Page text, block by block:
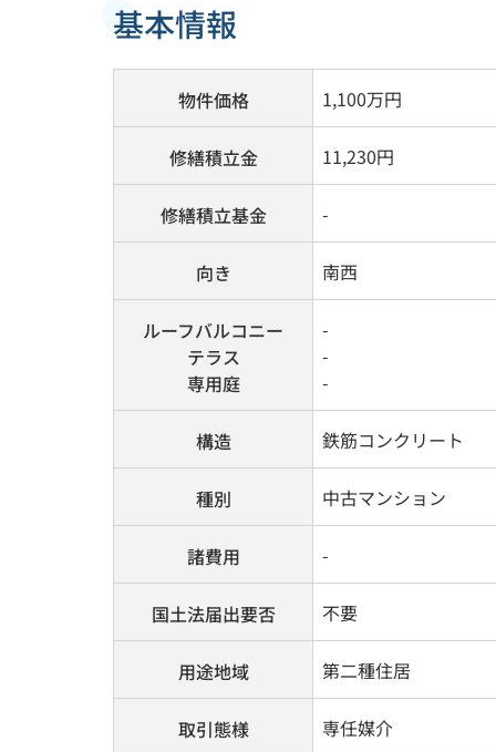
基本情報
物件価格 1,100万円
修繕積立金 11,230円
修繕積立基金 -
向き 南西
ルーフバルコニー
テラス
専用庭
-
-
-
構造 鉄筋コンクリート
種別 中古マンション
諸費用 -
国土法届出要否 不要
用途地域 第二種住居
取引態様 専任媒介